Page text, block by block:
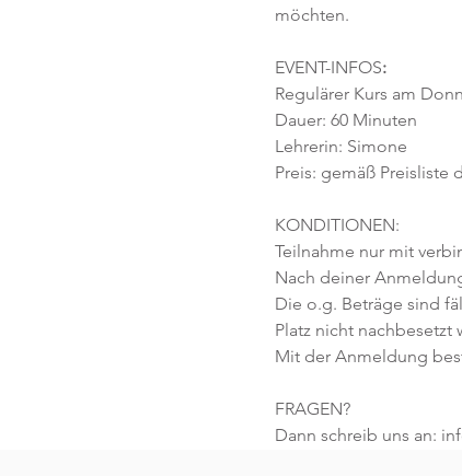
möchten.
EVENT-INFOS:
Regulärer Kurs am
Dauer: 60 Minuten
Lehrerin: Simone
Preis: gemäß Preisliste
KONDITIONEN:
Teilnahme nur mit
Nach deiner
Die o.g. Beträge sind
Platz nicht nachbesetzt
Mit der Anmeldung
FRAGEN?
Dann schreib uns an: